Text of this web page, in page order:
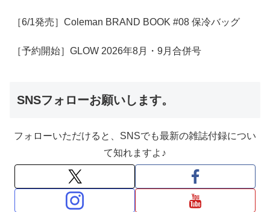
［6/1発売］Coleman BRAND BOOK #08 保冷バッグ
［予約開始］GLOW 2026年8月・9月合併号
SNSフォローお願いします。
フォローいただけると、SNSでも最新の雑誌付録につい
て知れますよ♪